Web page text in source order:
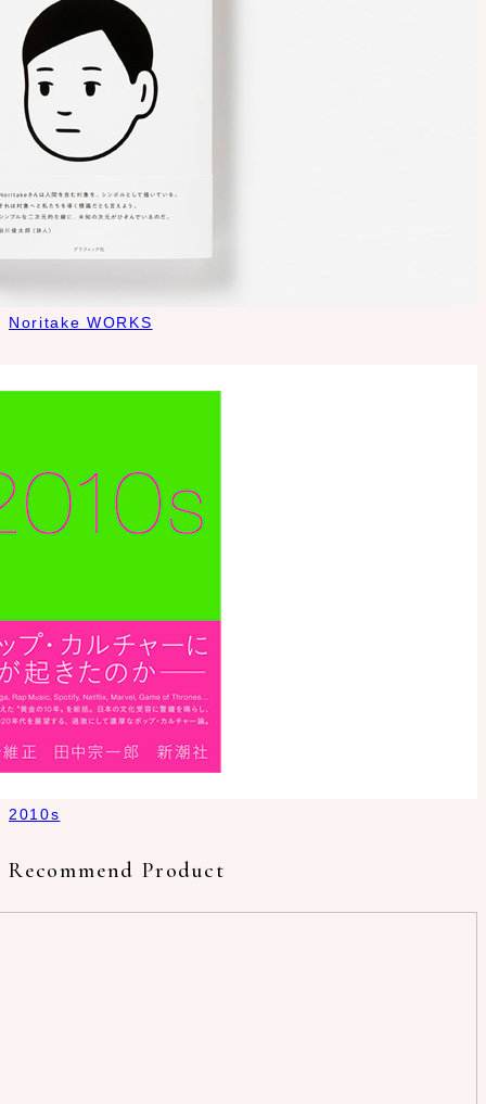
Noritake WORKS
2010s
Recommend Product